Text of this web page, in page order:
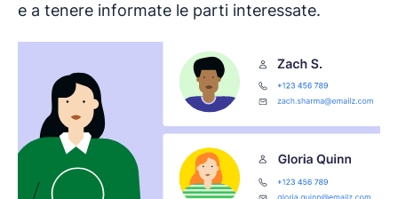
e a tenere informate le parti interessate.